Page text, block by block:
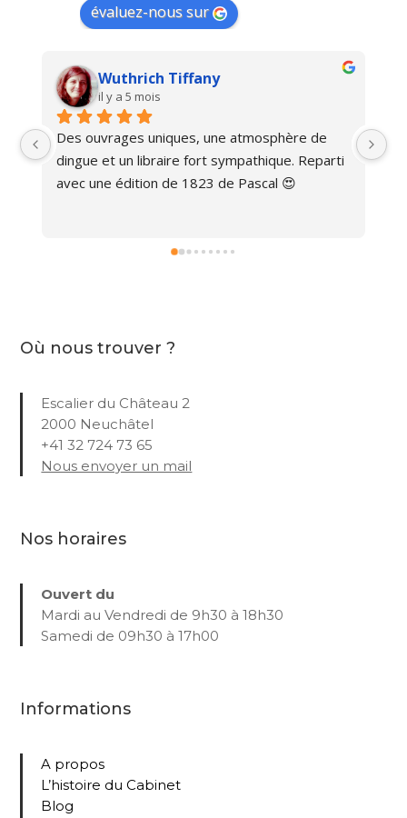
évaluez-nous sur
Wuthrich Tiffany
il y a 5 mois
Des ouvrages uniques, une atmosphère de
dingue et un libraire fort sympathique. Reparti
avec une édition de 1823 de Pascal 😍
Où nous trouver ?
Escalier du Château 2
2000 Neuchâtel
+41 32 724 73 65
Nous envoyer un mail
Nos horaires
Ouvert du
Mardi au Vendredi de 9h30 à 18h30
Samedi de 09h30 à 17h00
Informations
A propos
L’histoire du Cabinet
Blog